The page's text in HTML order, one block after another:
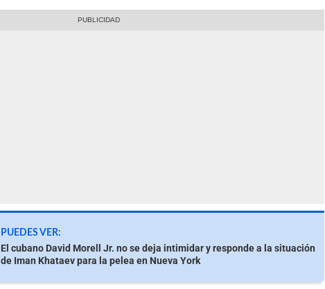
PUEDES VER:
El cubano David Morell Jr. no se deja intimidar y responde a la situación
de Iman Khataev para la pelea en Nueva York